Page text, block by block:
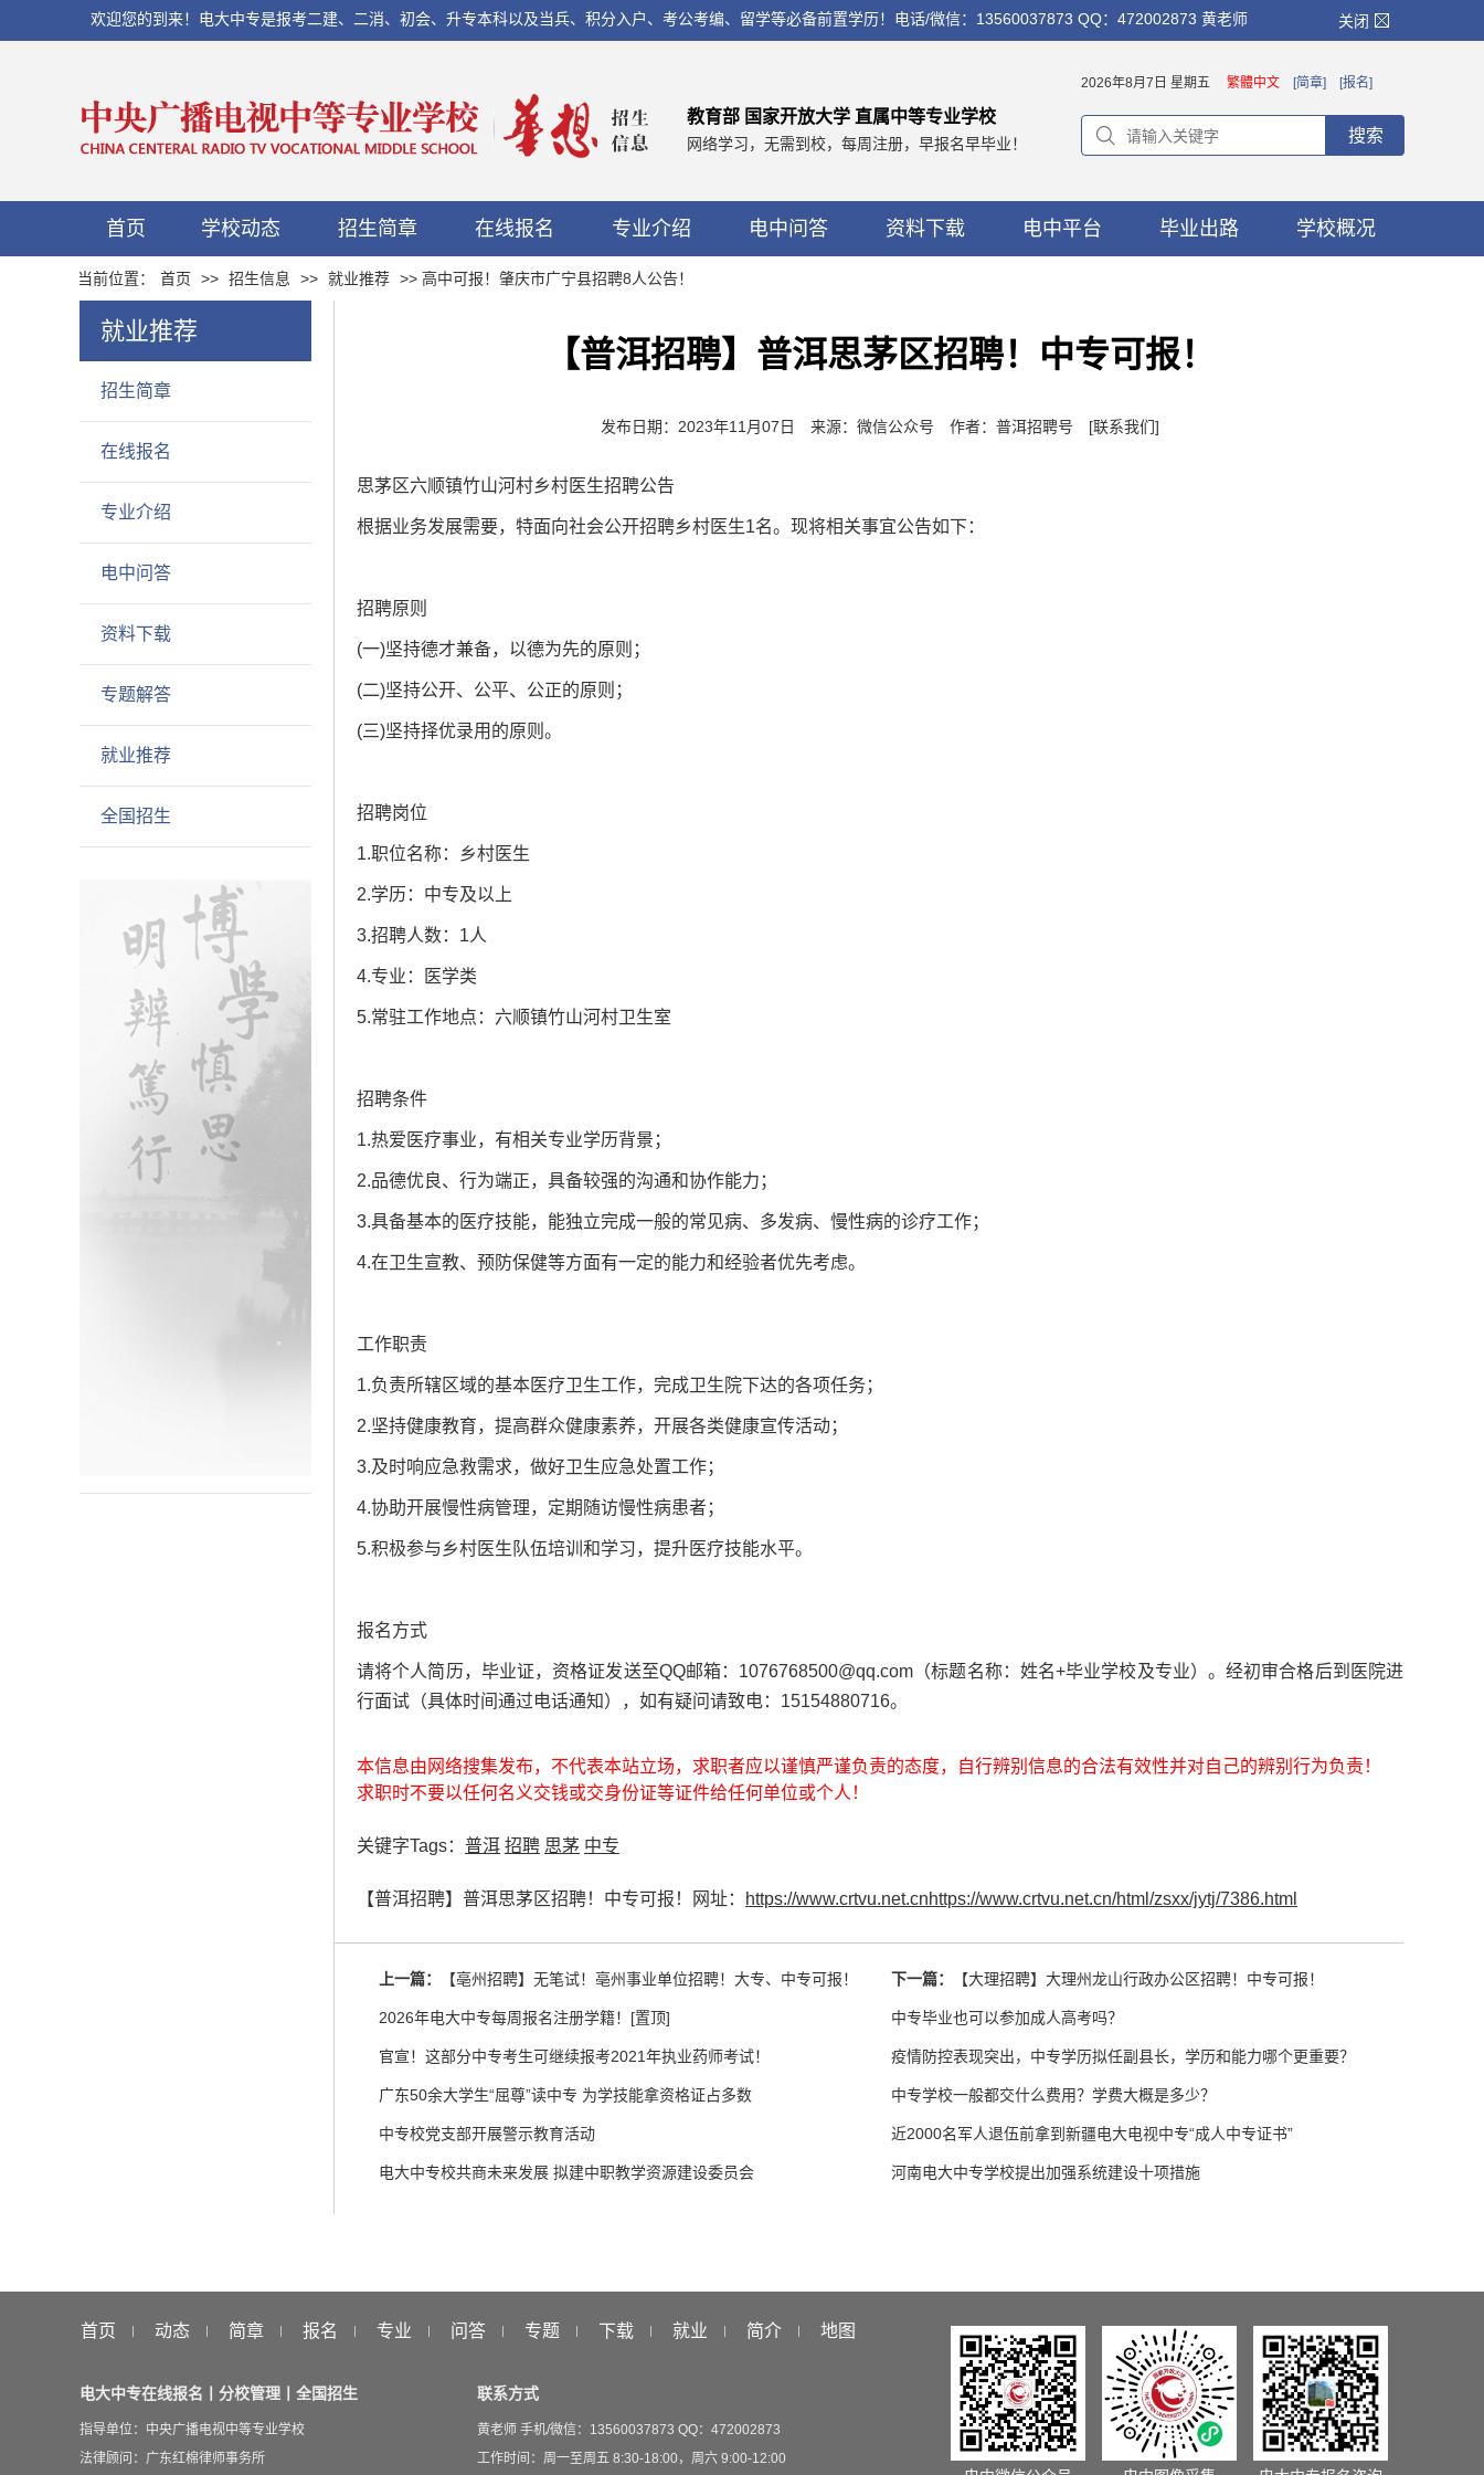
欢迎您的到来！电大中专是报考二建、二消、初会、升专本科以及当兵、积分入户、考公考编、留学等必备前置学历！电话/微信：13560037873 QQ：472002873 黄老师 关闭
教育部 国家开放大学 直属中等专业学校
网络学习，无需到校，每周注册，早报名早毕业！
2026年8月7日 星期五 繁體中文 [简章] [报名]
搜索
首页 学校动态 招生简章 在线报名 专业介绍 电中问答 资料下载 电中平台 毕业出路 学校概况
当前位置： 首页 >> 招生信息 >> 就业推荐 >> 高中可报！肇庆市广宁县招聘8人公告！
就业推荐
招生简章
在线报名
专业介绍
电中问答
资料下载
专题解答
就业推荐
全国招生
【普洱招聘】普洱思茅区招聘！中专可报！
发布日期：2023年11月07日 来源：微信公众号 作者：普洱招聘号 [联系我们]
思茅区六顺镇竹山河村乡村医生招聘公告
根据业务发展需要，特面向社会公开招聘乡村医生1名。现将相关事宜公告如下：
招聘原则
(一)坚持德才兼备，以德为先的原则；
(二)坚持公开、公平、公正的原则；
(三)坚持择优录用的原则。
招聘岗位
1.职位名称：乡村医生
2.学历：中专及以上
3.招聘人数：1人
4.专业：医学类
5.常驻工作地点：六顺镇竹山河村卫生室
招聘条件
1.热爱医疗事业，有相关专业学历背景；
2.品德优良、行为端正，具备较强的沟通和协作能力；
3.具备基本的医疗技能，能独立完成一般的常见病、多发病、慢性病的诊疗工作；
4.在卫生宣教、预防保健等方面有一定的能力和经验者优先考虑。
工作职责
1.负责所辖区域的基本医疗卫生工作，完成卫生院下达的各项任务；
2.坚持健康教育，提高群众健康素养，开展各类健康宣传活动；
3.及时响应急救需求，做好卫生应急处置工作；
4.协助开展慢性病管理，定期随访慢性病患者；
5.积极参与乡村医生队伍培训和学习，提升医疗技能水平。
报名方式
请将个人简历，毕业证，资格证发送至QQ邮箱：1076768500@qq.com（标题名称：姓名+毕业学校及专业）。经初审合格后到医院进
行面试（具体时间通过电话通知），如有疑问请致电：15154880716。
本信息由网络搜集发布，不代表本站立场，求职者应以谨慎严谨负责的态度，自行辨别信息的合法有效性并对自己的辨别行为负责！
求职时不要以任何名义交钱或交身份证等证件给任何单位或个人！
关键字Tags： 普洱 招聘 思茅 中专
【普洱招聘】普洱思茅区招聘！中专可报！网址： https://www.crtvu.net.cnhttps://www.crtvu.net.cn/html/zsxx/jytj/7386.html
上一篇： 【亳州招聘】无笔试！亳州事业单位招聘！大专、中专可报！ 下一篇： 【大理招聘】大理州龙山行政办公区招聘！中专可报！
2026年电大中专每周报名注册学籍！[置顶] 中专毕业也可以参加成人高考吗？
官宣！这部分中专考生可继续报考2021年执业药师考试！ 疫情防控表现突出，中专学历拟任副县长，学历和能力哪个更重要？
广东50余大学生“屈尊”读中专 为学技能拿资格证占多数 中专学校一般都交什么费用？学费大概是多少？
中专校党支部开展警示教育活动 近2000名军人退伍前拿到新疆电大电视中专“成人中专证书”
电大中专校共商未来发展 拟建中职教学资源建设委员会 河南电大中专学校提出加强系统建设十项措施
首页 动态 简章 报名 专业 问答 专题 下载 就业 简介 地图
电大中专在线报名丨分校管理丨全国招生
指导单位：中央广播电视中等专业学校
法律顾问：广东红棉律师事务所
联系方式
黄老师 手机/微信：13560037873 QQ：472002873
工作时间：周一至周五 8:30-18:00，周六 9:00-12:00